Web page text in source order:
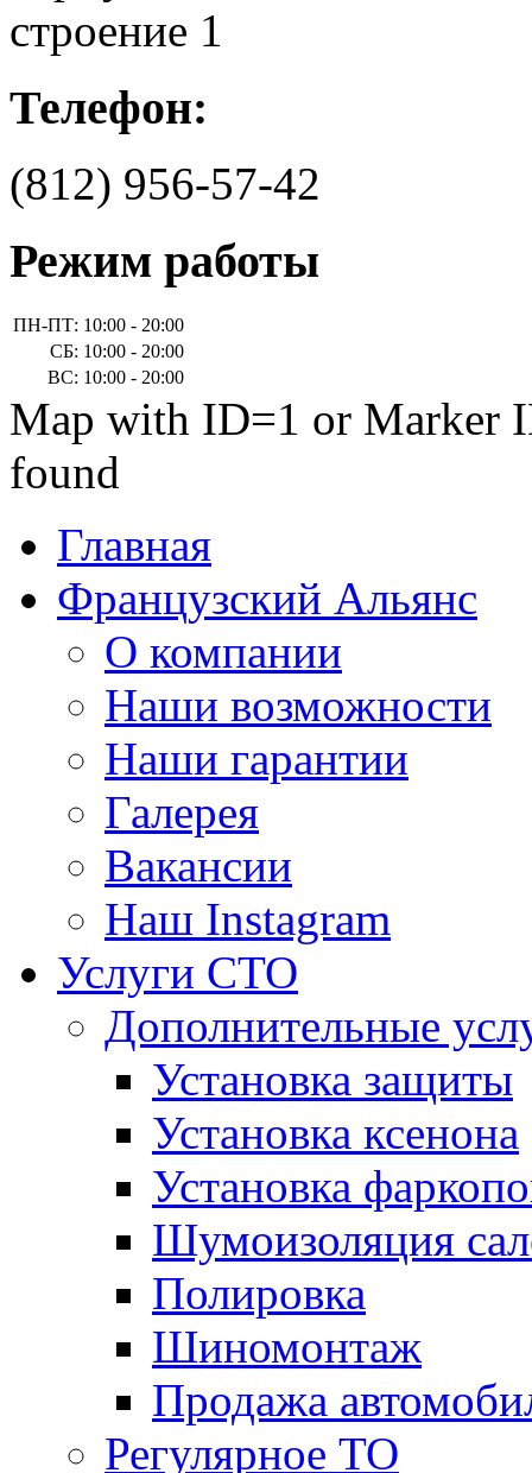
строение 1
Телефон:
(812) 956-57-42
Режим работы
ПН-ПТ: 10:00 - 20:00
СБ: 10:00 - 20:00
ВС: 10:00 - 20:00
Map with ID=1 or Marker
found
Главная
Французский Альянс
О компании
Наши возможности
Наши гарантии
Галерея
Вакансии
Наш Instagram
Услуги СТО
Дополнительные
Установка защиты
Установка ксенона
Установка
Шумоизоляция
Полировка
Шиномонтаж
Продажа
Регулярное ТО